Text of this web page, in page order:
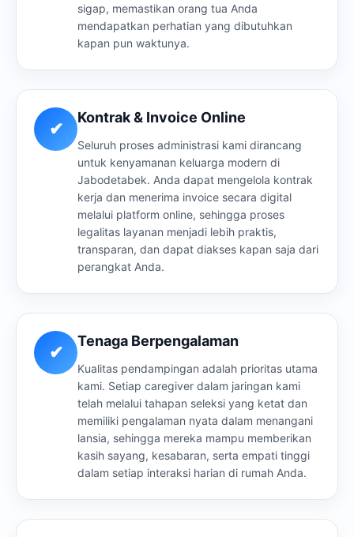
sigap, memastikan orang tua Anda
mendapatkan perhatian yang dibutuhkan
kapan pun waktunya.
✔
Kontrak & Invoice Online
Seluruh proses administrasi kami dirancang
untuk kenyamanan keluarga modern di
Jabodetabek. Anda dapat mengelola kontrak
kerja dan menerima invoice secara digital
melalui platform online, sehingga proses
legalitas layanan menjadi lebih praktis,
transparan, dan dapat diakses kapan saja dari
perangkat Anda.
✔
Tenaga Berpengalaman
Kualitas pendampingan adalah prioritas utama
kami. Setiap caregiver dalam jaringan kami
telah melalui tahapan seleksi yang ketat dan
memiliki pengalaman nyata dalam menangani
lansia, sehingga mereka mampu memberikan
kasih sayang, kesabaran, serta empati tinggi
dalam setiap interaksi harian di rumah Anda.